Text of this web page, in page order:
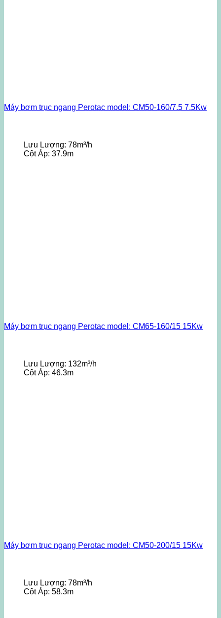
Máy bơm trục ngang Perotac model: CM50-160/7.5 7.5Kw
Lưu Lượng: 78m³/h
Cột Áp: 37.9m
Máy bơm trục ngang Perotac model: CM65-160/15 15Kw
Lưu Lượng: 132m³/h
Cột Áp: 46.3m
Máy bơm trục ngang Perotac model: CM50-200/15 15Kw
Lưu Lượng: 78m³/h
Cột Áp: 58.3m